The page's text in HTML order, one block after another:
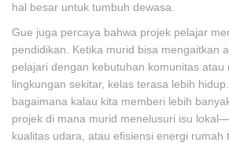
hal besar untuk tumbuh dewasa.
Gue juga percaya bahwa projek pelajar
pendidikan. Ketika murid bisa mengaitkan
pelajari dengan kebutuhan komunitas atau
lingkungan sekitar, kelas terasa lebih
bagaimana kalau kita memberi lebih
projek di mana murid menelusuri isu
kualitas udara, atau efisiensi energi rumah